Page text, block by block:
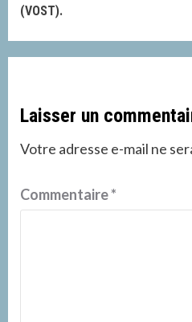
(VOST).
Laisser un
Votre adresse e-mail ne
Commentaire*